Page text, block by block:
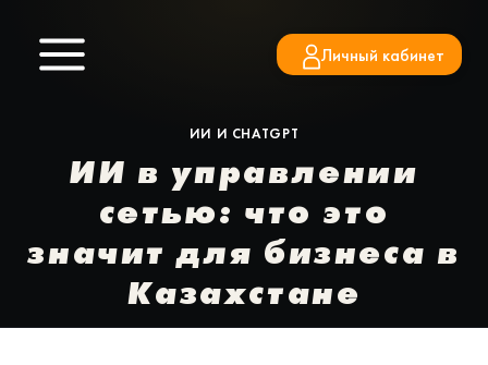
содержимому
Личный кабинет
ИИ И CHATGPT
ИИ в управлении
сетью: что это
значит для бизнеса в
Казахстане